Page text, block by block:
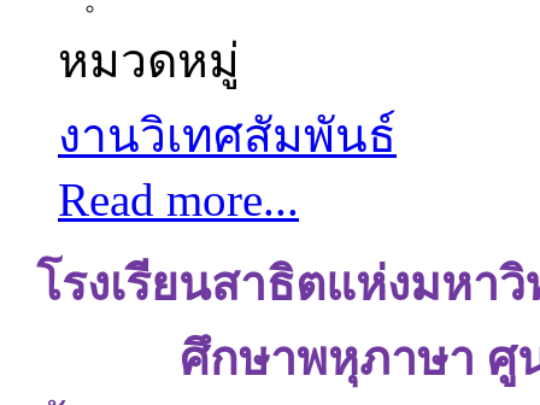
หมวดหมู่
งานวิเทศสัมพันธ์
Read more...
โรงเรียนสาธิตแห่งมหา
ศึกษาพหุภาษา ศู